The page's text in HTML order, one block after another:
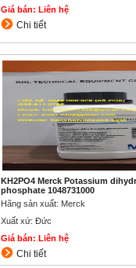
Giá bán: Liên hệ
Chi tiết
KH2PO4 Merck Potassium
phosphate 1048731000
Hãng sản xuất: Merck
Xuất xứ: Đức
Giá bán: Liên hệ
Chi tiết